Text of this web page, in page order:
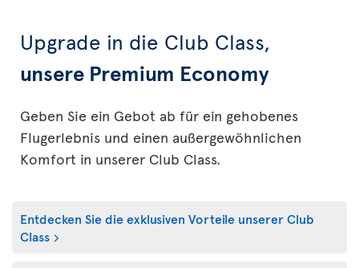
Upgrade in die Club Class,
unsere Premium Economy
Geben Sie ein Gebot ab für ein gehobenes
Flugerlebnis und einen außergewöhnlichen
Komfort in unserer Club Class.
Entdecken Sie die exklusiven Vorteile unserer Club
Class